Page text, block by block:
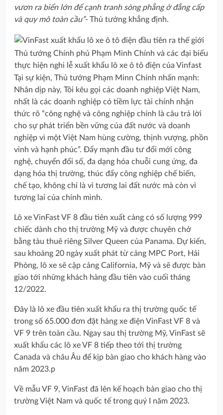
vươn ra biển lớn để cạnh tranh sòng phẳng ở đẳng cấp
và quy mô toàn cầu”- Thủ tướng khẳng định.
Thủ tướng Chính phủ Phạm Minh Chính và các đại biểu
thực hiện nghi lễ xuất khẩu lô xe ô tô điện của Vinfast
Tại sự kiện, Thủ tướng Phạm Minn Chính nhấn mạnh:
Nhân dịp này, Tôi kêu gọi các doanh nghiệp Việt Nam,
nhất là các doanh nghiệp có tiềm lực tài chính nhận
thức rõ “công nghệ và công nghiệp chính là câu trả lời
cho sự phát triển bền vững của đất nước và doanh
nghiệp vì một Việt Nam hùng cường, thịnh vượng, phồn
vinh và hạnh phúc”. Đẩy mạnh đầu tư đổi mới công
nghệ, chuyển đổi số, đa dạng hóa chuỗi cung ứng, đa
dạng hóa thị trường, thúc đẩy công nghiệp chế biến,
chế tạo, không chỉ là vì tương lai đất nước mà còn vì
tương lai của chính mình.
Lô xe VinFast VF 8 đầu tiên xuất cảng có số lượng 999
chiếc dành cho thị trường Mỹ và được chuyên chở
bằng tàu thuê riêng Silver Queen của Panama. Dự kiến,
sau khoảng 20 ngày xuất phát từ cảng MPC Port, Hải
Phòng, lô xe sẽ cập cảng California, Mỹ và sẽ được bàn
giao tới những khách hàng đầu tiên vào cuối tháng
12/2022.
Đây là lô xe đầu tiên xuất khẩu ra thị trường quốc tế
trong số 65.000 đơn đặt hàng xe điện VinFast VF 8 và
VF 9 trên toàn cầu. Ngay sau thị trường Mỹ, VinFast sẽ
xuất khẩu các lô xe VF 8 tiếp theo tới thị trường
Canada và châu Âu để kịp bàn giao cho khách hàng vào
năm 2023.p
Về mẫu VF 9, VinFast đã lên kế hoạch bàn giao cho thị
trường Việt Nam và quốc tế trong quý I năm 2023.